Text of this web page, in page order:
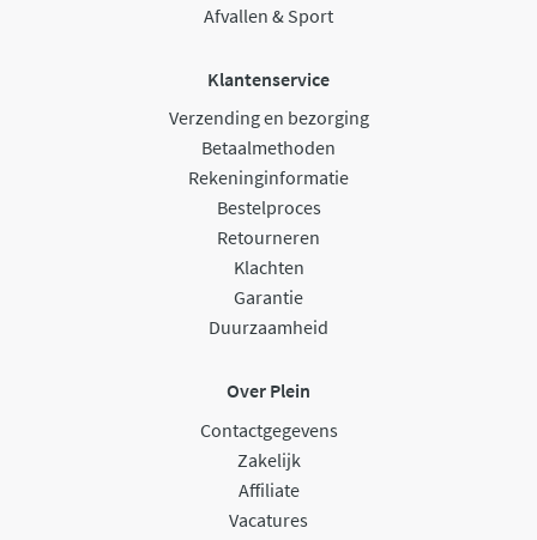
Afvallen & Sport
Klantenservice
Verzending en bezorging
Betaalmethoden
Rekeninginformatie
Bestelproces
Retourneren
Klachten
Garantie
Duurzaamheid
Over Plein
Contactgegevens
Zakelijk
Affiliate
Vacatures